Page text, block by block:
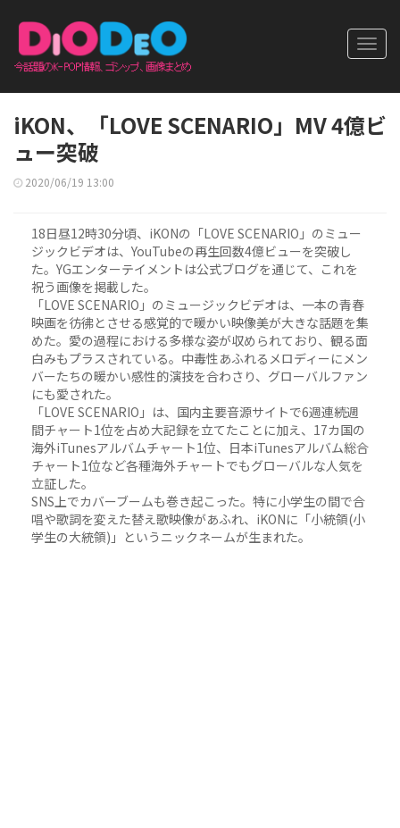
iKON、「LOVE SCENARIO」MV 4億ビ
ュー突破
2020/06/19 13:00
18日昼12時30分頃、iKONの「LOVE SCENARIO」のミュー
ジックビデオは、YouTubeの再生回数4億ビューを突破し
た。YGエンターテイメントは公式ブログを通じて、これを
祝う画像を掲載した。
「LOVE SCENARIO」のミュージックビデオは、一本の青春
映画を彷彿とさせる感覚的で暖かい映像美が大きな話題を集
めた。愛の過程における多様な姿が収められており、観る面
白みもプラスされている。中毒性あふれるメロディーにメン
バーたちの暖かい感性的演技を合わさり、グローバルファン
にも愛された。
「LOVE SCENARIO」は、国内主要音源サイトで6週連続週
間チャート1位を占め大記録を立てたことに加え、17カ国の
海外iTunesアルバムチャート1位、日本iTunesアルバム総合
チャート1位など各種海外チャートでもグローバルな人気を
立証した。
SNS上でカバーブームも巻き起こった。特に小学生の間で合
唱や歌詞を変えた替え歌映像があふれ、iKONに「小統領(小
学生の大統領)」というニックネームが生まれた。